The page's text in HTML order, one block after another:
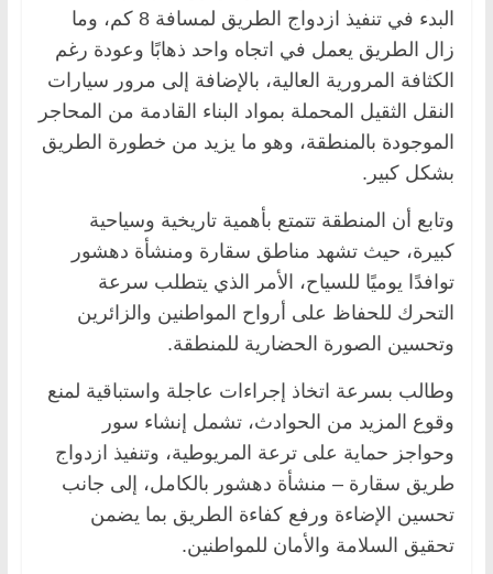
البدء في تنفيذ ازدواج الطريق لمسافة 8 كم، وما
زال الطريق يعمل في اتجاه واحد ذهابًا وعودة رغم
الكثافة المرورية العالية، بالإضافة إلى مرور سيارات
النقل الثقيل المحملة بمواد البناء القادمة من المحاجر
الموجودة بالمنطقة، وهو ما يزيد من خطورة الطريق
بشكل كبير.
وتابع أن المنطقة تتمتع بأهمية تاريخية وسياحية
كبيرة، حيث تشهد مناطق سقارة ومنشأة دهشور
توافدًا يوميًا للسياح، الأمر الذي يتطلب سرعة
التحرك للحفاظ على أرواح المواطنين والزائرين
وتحسين الصورة الحضارية للمنطقة.
وطالب بسرعة اتخاذ إجراءات عاجلة واستباقية لمنع
وقوع المزيد من الحوادث، تشمل إنشاء سور
وحواجز حماية على ترعة المريوطية، وتنفيذ ازدواج
طريق سقارة – منشأة دهشور بالكامل، إلى جانب
تحسين الإضاءة ورفع كفاءة الطريق بما يضمن
تحقيق السلامة والأمان للمواطنين.